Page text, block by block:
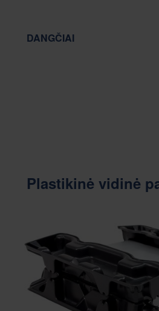
DANGČIAI
Plastikinė vidinė